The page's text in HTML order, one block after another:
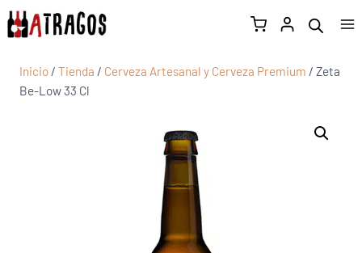
Inicio / Tienda / Cerveza Artesanal y Cerveza Premium / Zeta
Be-Low 33 Cl